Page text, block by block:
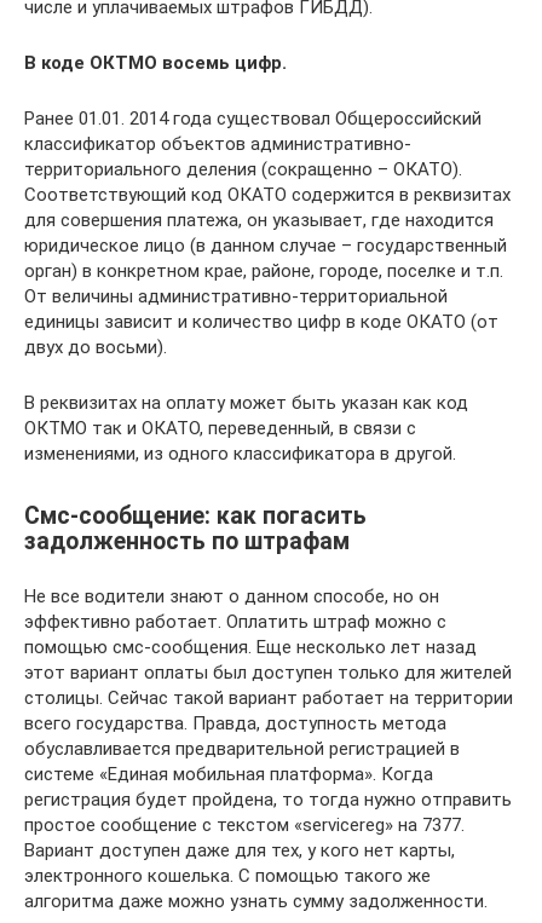
числе и уплачиваемых штрафов ГИБДД).
В коде ОКТМО восемь цифр.
Ранее 01.01. 2014 года существовал Общероссийский
классификатор объектов административно-
территориального деления (сокращенно – ОКАТО).
Соответствующий код ОКАТО содержится в реквизитах
для совершения платежа, он указывает, где находится
юридическое лицо (в данном случае – государственный
орган) в конкретном крае, районе, городе, поселке и т.п.
От величины административно-территориальной
единицы зависит и количество цифр в коде ОКАТО (от
двух до восьми).
В реквизитах на оплату может быть указан как код
ОКТМО так и ОКАТО, переведенный, в связи с
изменениями, из одного классификатора в другой.
Смс-сообщение: как погасить
задолженность по штрафам
Не все водители знают о данном способе, но он
эффективно работает. Оплатить штраф можно с
помощью смс-сообщения. Еще несколько лет назад
этот вариант оплаты был доступен только для жителей
столицы. Сейчас такой вариант работает на территории
всего государства. Правда, доступность метода
обуславливается предварительной регистрацией в
системе «Единая мобильная платформа». Когда
регистрация будет пройдена, то тогда нужно отправить
простое сообщение с текстом «servicereg» на 7377.
Вариант доступен даже для тех, у кого нет карты,
электронного кошелька. С помощью такого же
алгоритма даже можно узнать сумму задолженности.